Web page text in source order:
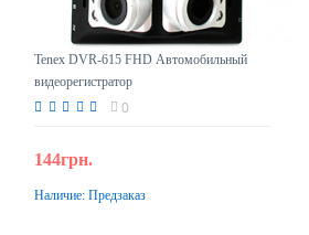
Tenex DVR-615 FHD Автомобильный
видеорегистратор
0
144грн.
Предзаказ
Наличие: Предзаказ